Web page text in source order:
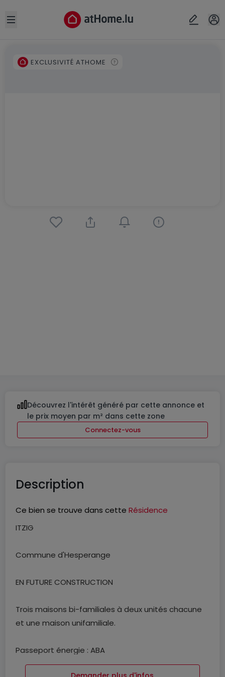
Open sidebar
EXCLUSIVITÉ ATHOME
Découvrez l'intérêt généré par cette annonce et
le prix moyen par m² dans cette zone
Connectez-vous
Description
Ce bien se trouve dans cette Résidence
ITZIG
Commune d'Hesperange
EN FUTURE CONSTRUCTION
Trois maisons bi-familiales à deux unités chacune
et une maison unifamiliale.
Passeport énergie : ABA